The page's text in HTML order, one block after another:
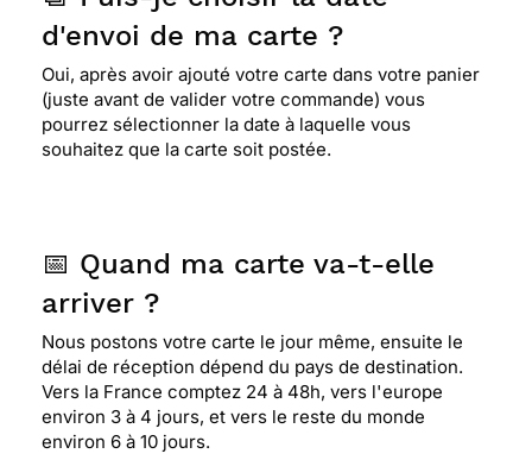
d'envoi de ma carte ?
Oui, après avoir ajouté votre carte dans votre panier
(juste avant de valider votre commande) vous
pourrez sélectionner la date à laquelle vous
souhaitez que la carte soit postée.
📅 Quand ma carte va-t-elle
arriver ?
Nous postons votre carte le jour même, ensuite le
délai de réception dépend du pays de destination.
Vers la France comptez 24 à 48h, vers l'europe
environ 3 à 4 jours, et vers le reste du monde
environ 6 à 10 jours.